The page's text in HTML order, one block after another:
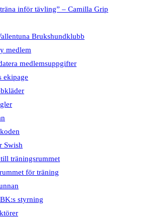
inför tävling” – Camilla Grip
Brukshundklubb
medlem
medlemsuppgifter
ekipage
Swish
träningsrummet
för träning
styrning